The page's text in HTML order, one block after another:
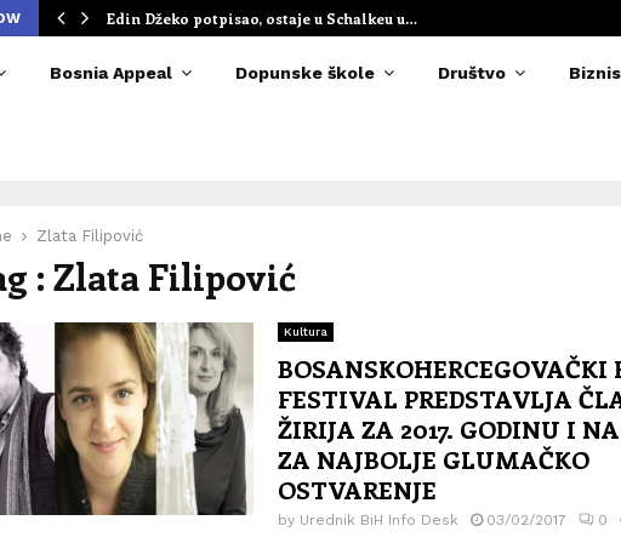
Edin Džeko potpisao, ostaje u Schalkeu u…
Bosnia Appeal Dopunske škole Društvo Biznis
Zlata Filipović
: Zlata Filipović
Kultura
FESTIVAL PREDSTAVLJA
ŽIRIJA ZA 2017. GODINU I
ZA NAJBOLJE GLUMAČKO
OSTVARENJE
by Urednik BiH Info Desk 03/02/2017 0